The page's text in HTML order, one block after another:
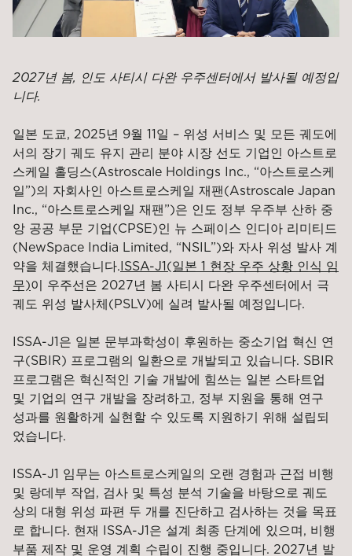
2027년 봄, 인도 사티시 다완 우주센터에서 발사될 예정입
니다.
일본 도쿄, 2025년 9월 11일 – 위성 서비스 및 모든 궤도에
서의 장기 궤도 유지 관리 분야 시장 선도 기업인 아스트로
스케일 홀딩스(Astroscale Holdings Inc., “아스트로스케
일”)의 자회사인 아스트로스케일 재팬(Astroscale Japan
Inc., “아스트로스케일 재팬”)은 인도 정부 우주부 산하 중
앙 공공 부문 기업(CPSE)인 뉴 스페이스 인디아 리미티드
(NewSpace India Limited, “NSIL”)와 자사 위성 발사 계
약을 체결했습니다.ISSA-J1(일본 1 현장 우주 상황 인식 임
무)이 우주선은 2027년 봄 사티시 다완 우주센터에서 극
궤도 위성 발사체(PSLV)에 실려 발사될 예정입니다.
ISSA-J1은 일본 문부과학성이 후원하는 중소기업 혁신 연
구(SBIR) 프로그램의 일환으로 개발되고 있습니다. SBIR
프로그램은 혁신적인 기술 개발에 힘쓰는 일본 스타트업
및 기업의 연구 개발을 장려하고, 정부 지원을 통해 연구
성과를 원활하게 실현할 수 있도록 지원하기 위해 설립되
었습니다.
ISSA-J1 임무는 아스트로스케일의 오랜 경험과 근접 비행
및 랑데부 작업, 검사 및 특성 분석 기술을 바탕으로 궤도
상의 대형 위성 파편 두 개를 진단하고 검사하는 것을 목표
로 합니다. 현재 ISSA-J1은 설계 최종 단계에 있으며, 비행
부품 제작 및 운영 계획 수립이 진행 중입니다. 2027년 발